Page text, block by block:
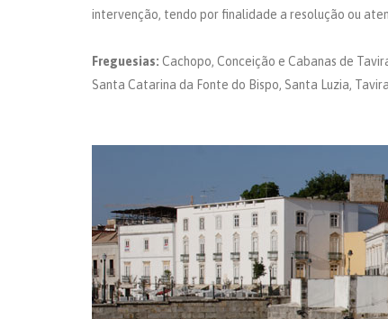
intervenção, tendo por finalidade a resolução ou
Freguesias: Cachopo, Conceição e Cabanas de
Santa Catarina da Fonte do Bispo, Santa Luzia,